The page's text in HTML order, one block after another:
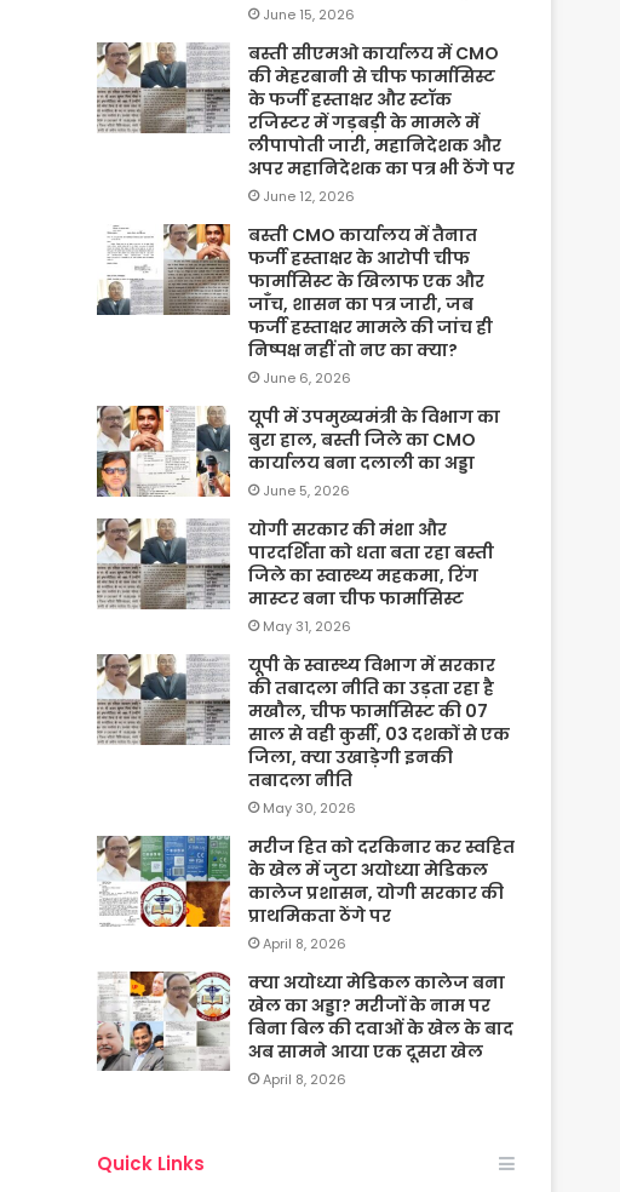
June 15, 2026
बस्ती सीएमओ कार्यालय में CMO
की मेहरबानी से चीफ फार्मासिस्ट
के फर्जी हस्ताक्षर और स्टॉक
रजिस्टर में गड़बड़ी के मामले में
लीपापोती जारी, महानिदेशक और
अपर महानिदेशक का पत्र भी ठेंगे पर
June 12, 2026
बस्ती CMO कार्यालय में तैनात
फर्जी हस्ताक्षर के आरोपी चीफ
फार्मासिस्ट के खिलाफ एक और
जाँच, शासन का पत्र जारी, जब
फर्जी हस्ताक्षर मामले की जांच ही
निष्पक्ष नहीं तो नए का क्या?
June 6, 2026
यूपी में उपमुख्यमंत्री के विभाग का
बुरा हाल, बस्ती जिले का CMO
कार्यालय बना दलाली का अड्डा
June 5, 2026
योगी सरकार की मंशा और
पारदर्शिता को धता बता रहा बस्ती
जिले का स्वास्थ्य महकमा, रिंग
मास्टर बना चीफ फार्मासिस्ट
May 31, 2026
यूपी के स्वास्थ्य विभाग में सरकार
की तबादला नीति का उड़ता रहा है
मखौल, चीफ फार्मासिस्ट की 07
साल से वही कुर्सी, 03 दशकों से एक
जिला, क्या उखाड़ेगी इनकी
तबादला नीति
May 30, 2026
मरीज हित को दरकिनार कर स्वहित
के खेल में जुटा अयोध्या मेडिकल
कालेज प्रशासन, योगी सरकार की
प्राथमिकता ठेंगे पर
April 8, 2026
क्या अयोध्या मेडिकल कालेज बना
खेल का अड्डा? मरीजों के नाम पर
बिना बिल की दवाओं के खेल के बाद
अब सामने आया एक दूसरा खेल
April 8, 2026
Quick Links